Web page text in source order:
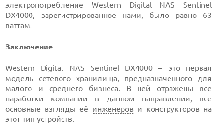
электропотребление Western Digital NAS Sentinel
DX4000, зарегистрированное нами, было равно 63
ваттам.
Заключение
Western Digital NAS Sentinel DX4000 – это первая
модель сетевого хранилища, предназначенного для
малого и среднего бизнеса. В ней отражены все
наработки компании в данном направлении, все
основные взгляды её инженеров и конструкторов на
этот тип устройств.